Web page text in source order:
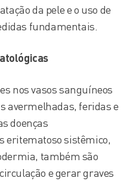
da pele e o uso de
fundamentais.
nos vasos sanguíneos
avermelhadas, feridas e
doenças
eritematoso sistêmico,
também são
e gerar graves